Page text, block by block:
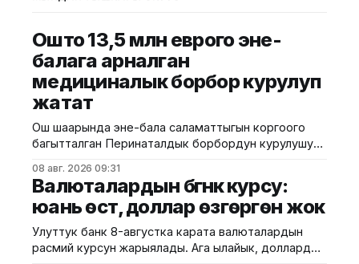
Ошто 13,5 млн еврого эне-
балага арналган
медициналык борбор курулуп
жатат
Ош шаарында эне-бала саламаттыгын коргоого
багытталган Перинаталдык борбордун курулушу
министрлигинин басма сөз кызматы билдирди.
Маалыматка ылайык, долбоор Германиянын
өнүктүрүү банкынын (KfW) 13,5 млн евро өлчөмүндөгү
ашырылууда. Аталган борбор 249 орунга
ылайыкталып, кош бойлуу аялдарга, төрөттөн кийинки
08 авг. 2026 09:31
Валюталардын бүгүнкү курсу:
юань өстү, доллар өзгөргөн жок
Улуттук банк 8-августка карата валюталардын
расмий курсун жарыялады. Ага ылайык, доллардын